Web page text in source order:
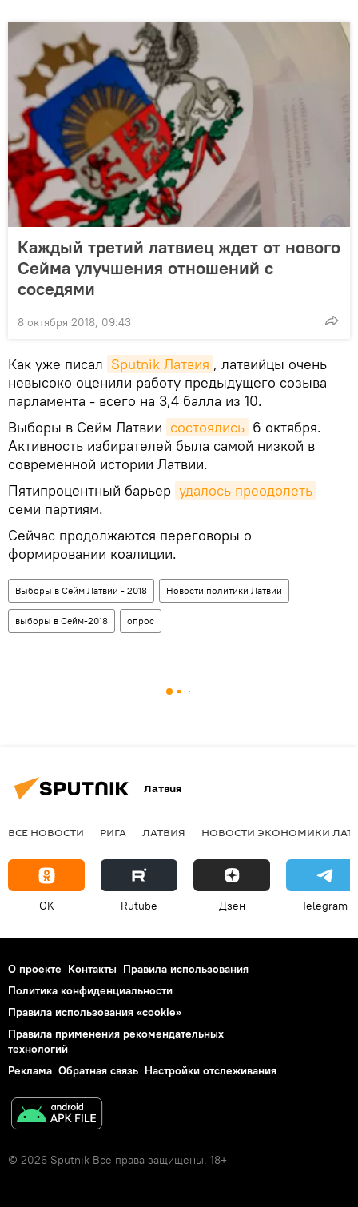
Каждый третий латвиец ждет от нового
Сейма улучшения отношений с
соседями
8 октября 2018, 09:43
Как уже писал Sputnik Латвия , латвийцы очень
невысоко оценили работу предыдущего созыва
парламента - всего на 3,4 балла из 10.
Выборы в Сейм Латвии состоялись 6 октября.
Активность избирателей была самой низкой в
современной истории Латвии.
Пятипроцентный барьер удалось преодолеть
семи партиям.
Сейчас продолжаются переговоры о
формировании коалиции.
Выборы в Сейм Латвии - 2018 Новости политики Латвии
выборы в Сейм-2018 опрос
Латвия
ВСЕ НОВОСТИ РИГА ЛАТВИЯ НОВОСТИ ЭКОНОМИКИ
OK Rutube Дзен Telegram
О проекте Контакты Правила использования
Политика конфиденциальности
Правила использования «cookie»
Правила применения рекомендательных
технологий
Реклама Обратная связь Настройки отслеживания
© 2026 Sputnik Все права защищены. 18+